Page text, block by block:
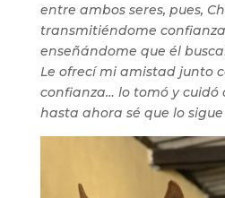
entre ambos seres, pues,
transmitiéndome
enseñándome que él
Le ofrecí mi amistad junto
confianza… lo tomó y cuidó
hasta ahora sé que lo